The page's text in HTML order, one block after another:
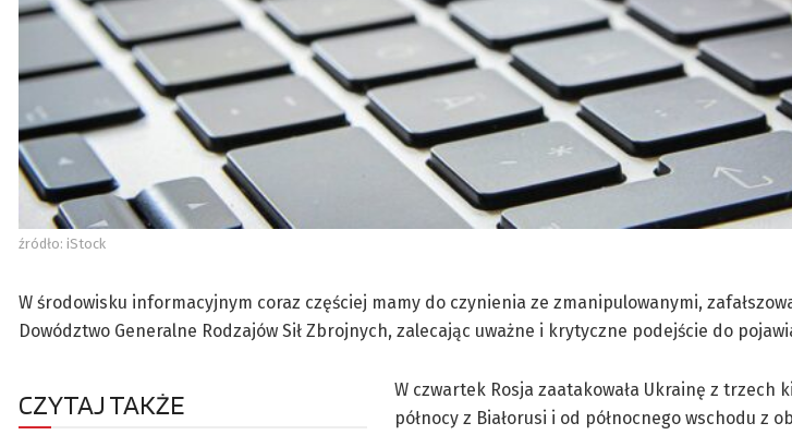
źródło: iStock
W środowisku informacyjnym coraz częściej mamy do czynienia ze zmanipulowanymi,
Dowództwo Generalne Rodzajów Sił Zbrojnych, zalecając uważne i krytyczne podejście do
CZYTAJ TAKŻE
W czwartek Rosja zaatakowała Ukrainę z trzech
północy z Białorusi i od północnego wschodu z